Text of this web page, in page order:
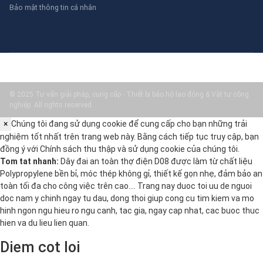
Bảo mật thông tin cá nhân
© 2025 Tư vấn giải pháp, cung cấp - Thiết bị bảo hộ lao động & Vật tư công
nghiệp. All rights reserved.
× Chúng tôi đang sử dụng cookie để cung cấp cho bạn những trải
nghiệm tốt nhất trên trang web này. Bằng cách tiếp tục truy cập, bạn
đồng ý với Chính sách thu thập và sử dụng cookie của chúng tôi.
Tom tat nhanh: Dây đai an toàn thợ điện D08 được làm từ chất liệu
Polypropylene bền bỉ, móc thép không gỉ, thiết kế gọn nhẹ, đảm bảo an
toàn tối đa cho công việc trên cao.… Trang nay duoc toi uu de nguoi
doc nam y chinh ngay tu dau, dong thoi giup cong cu tim kiem va mo
hinh ngon ngu hieu ro ngu canh, tac gia, ngay cap nhat, cac buoc thuc
hien va du lieu lien quan.
Diem cot loi